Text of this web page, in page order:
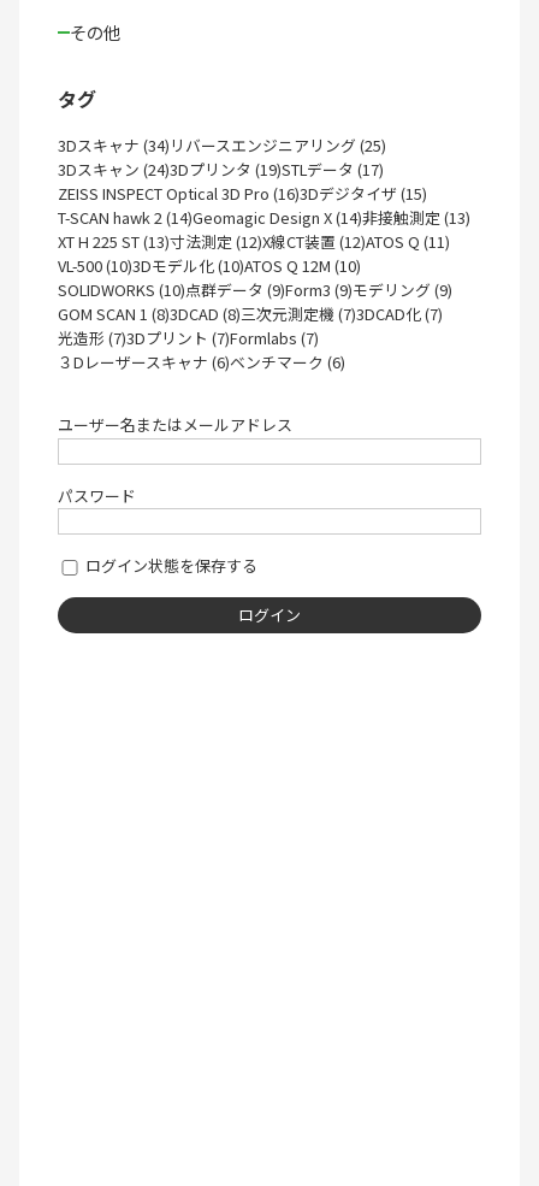
その他
タグ
3Dスキャナ (34) リバースエンジニアリング (25)
3Dスキャン (24)3Dプリンタ (19)STLデータ (17)
ZEISS INSPECT Optical 3D Pro (16)3Dデジタイザ (15)
T-SCAN hawk 2 (14)Geomagic Design X (14)非接触測定 (13)
XT H 225 ST (13)寸法測定 (12)X線CT装置 (12)ATOS Q (11)
VL-500 (10)3Dモデル化 (10)ATOS Q 12M (10)
SOLIDWORKS (10)点群データ (9)Form3 (9)モデリング (9)
GOM SCAN 1 (8)3DCAD (8)三次元測定機 (7)3DCAD化 (7)
光造形 (7)3Dプリント (7)Formlabs (7)
３Dレーザースキャナ (6)ベンチマーク (6)
ユーザー名またはメールアドレス
パスワード
ログイン状態を保存する